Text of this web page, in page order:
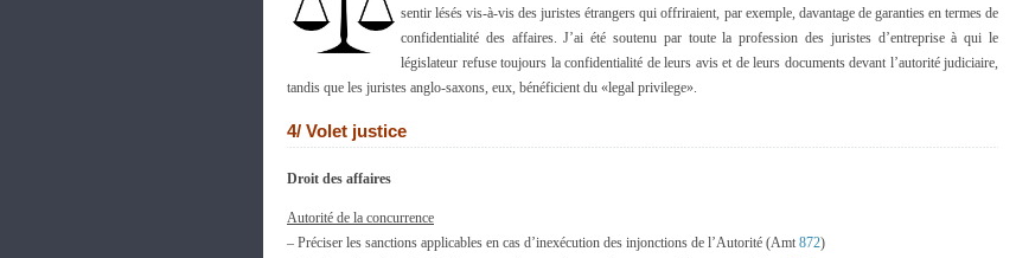
sentir lésés vis-à-vis des juristes étrangers qui offriraient, par exemple, davantage de garanties en termes de
confidentialité des affaires. J’ai été soutenu par toute la profession des juristes d’entreprise à qui le
législateur refuse toujours la confidentialité de leurs avis et de leurs documents devant l’autorité judiciaire,
tandis que les juristes anglo-saxons, eux, bénéficient du «legal privilege».
4/ Volet justice
Droit des affaires
Autorité de la concurrence
– Préciser les sanctions applicables en cas d’inexécution des injonctions de l’Autorité (Amt 872)